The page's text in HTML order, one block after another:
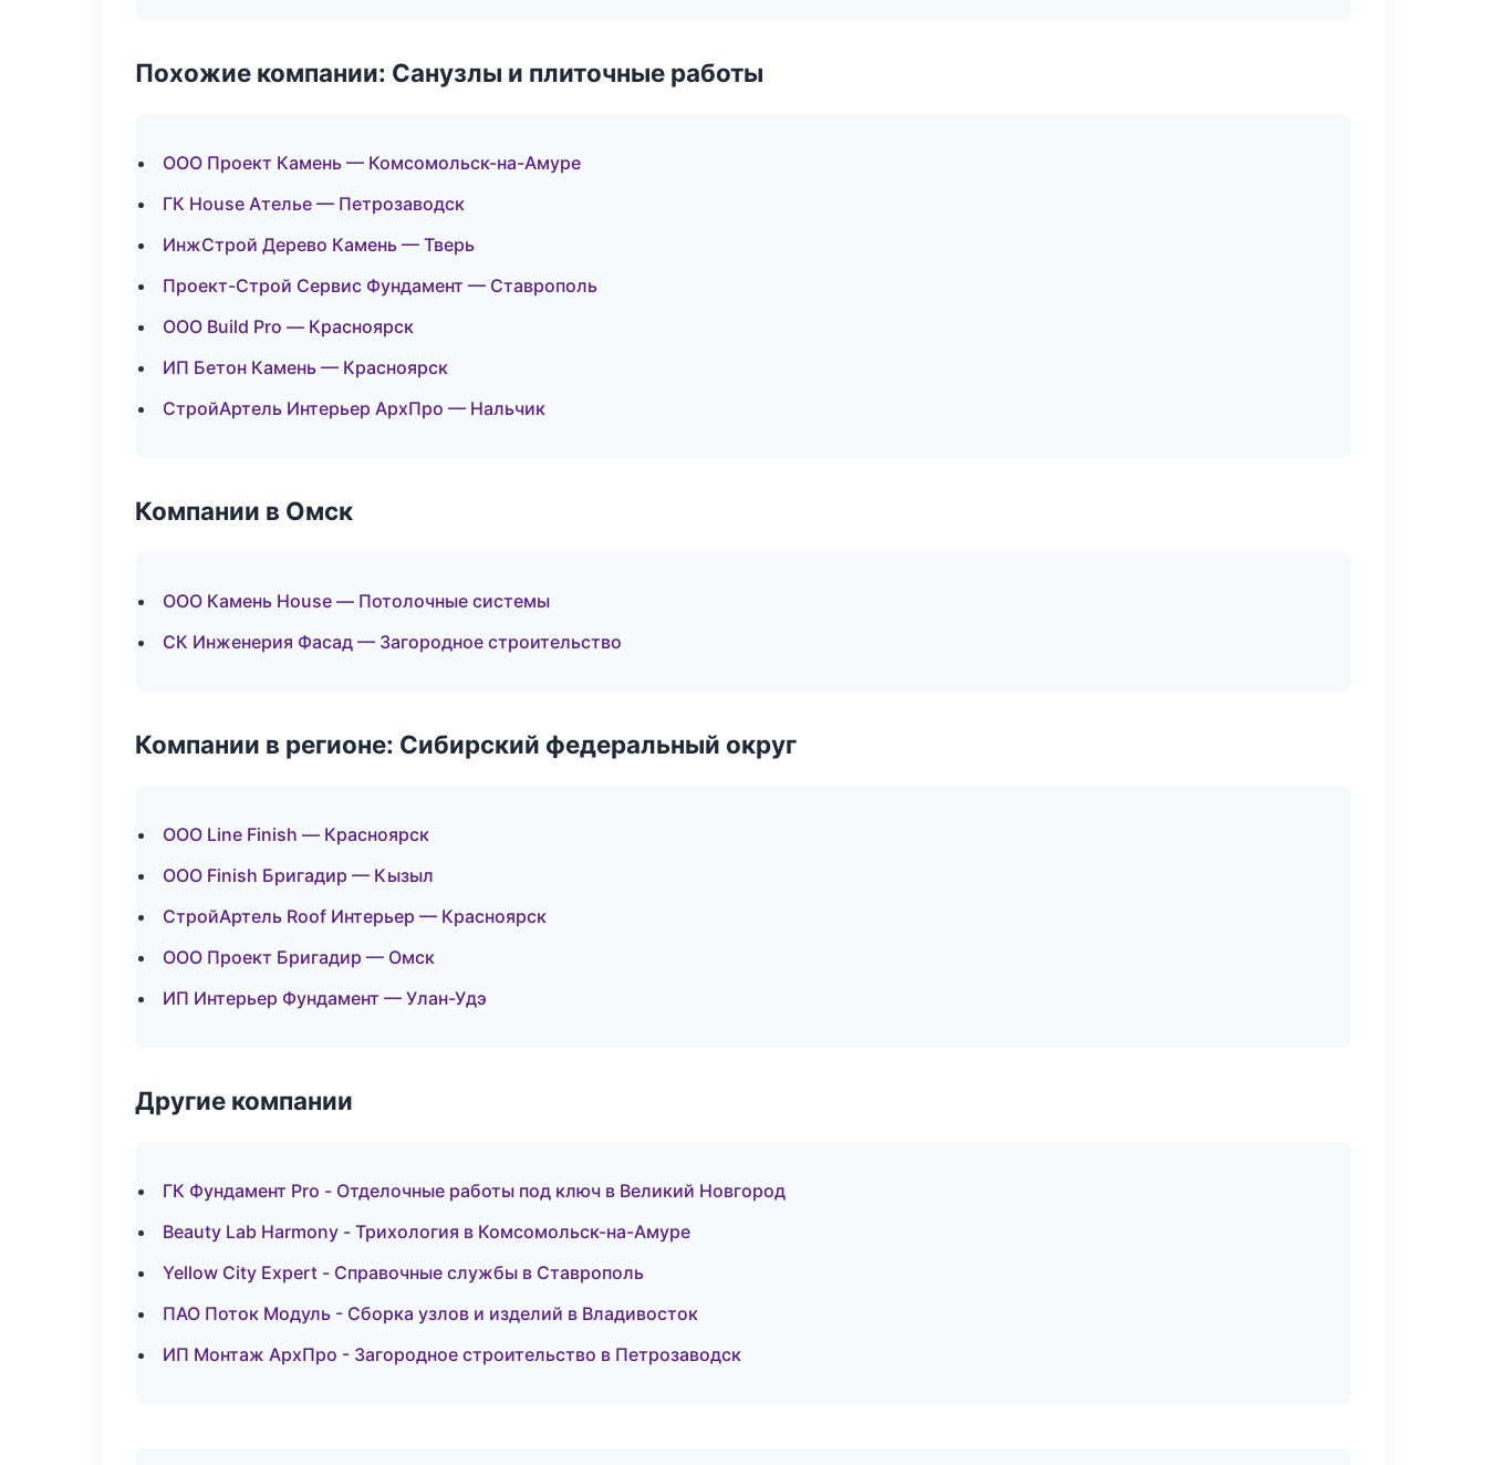
Похожие компании: Санузлы и плиточные работы
ООО Проект Камень — Комсомольск-на-Амуре
ГК House Ателье — Петрозаводск
ИнжСтрой Дерево Камень — Тверь
Проект-Строй Сервис Фундамент — Ставрополь
ООО Build Pro — Красноярск
ИП Бетон Камень — Красноярск
СтройАртель Интерьер АрхПро — Нальчик
Компании в Омск
ООО Камень House — Потолочные системы
СК Инженерия Фасад — Загородное строительство
Компании в регионе: Сибирский федеральный округ
ООО Line Finish — Красноярск
ООО Finish Бригадир — Кызыл
СтройАртель Roof Интерьер — Красноярск
ООО Проект Бригадир — Омск
ИП Интерьер Фундамент — Улан-Удэ
Другие компании
ГК Фундамент Pro - Отделочные работы под ключ в Великий Новгород
Beauty Lab Harmony - Трихология в Комсомольск-на-Амуре
Yellow City Expert - Справочные службы в Ставрополь
ПАО Поток Модуль - Сборка узлов и изделий в Владивосток
ИП Монтаж АрхПро - Загородное строительство в Петрозаводск